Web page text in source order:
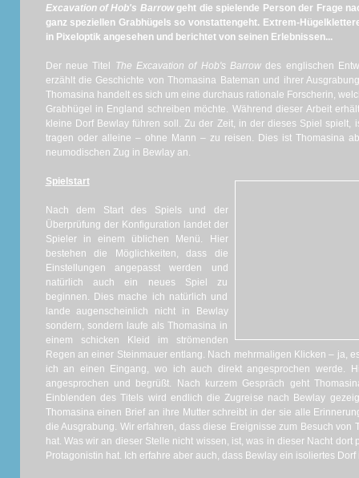
Excavation of Hob's Barrowgeht die spielende Person der Frage
ganz speziellen Grabhügels so vonstattengeht. Extrem-
in Pixeloptik angesehen und berichtet von seinen Erlebnissen...
Der neue Titel The Excavation of Hob's Barrow des englischen
erzählt die Geschichte von Thomasina Bateman und ihrer
Thomasina handelt es sich um eine durchaus rationale Forscherin,
Grabhügel in England schreiben möchte. Während dieser Arbeit
kleine Dorf Bewlay führen soll. Zu der Zeit, in der dieses Spiel spielt,
tragen oder alleine – ohne Mann – zu reisen. Dies ist Thomasina
neumodischen Zug in Bewlay an.
Spielstart
Nach dem Start des Spiels und der
Überprüfung der Konfiguration landet der
Spieler in einem üblichen Menü. Hier
bestehen die Möglichkeiten, dass die
Einstellungen angepasst werden und
natürlich auch ein neues Spiel zu
beginnen. Dies mache ich natürlich und
lande augenscheinlich nicht in Bewlay
sondern, sondern laufe als Thomasina in
einem schicken Kleid im strömenden
Regen an einer Steinmauer entlang. Nach mehrmaligen Klicken – ja,
ich an einen Eingang, wo ich auch direkt angesprochen werde.
angesprochen und begrüßt. Nach kurzem Gespräch geht
Einblenden des Titels wird endlich die Zugreise nach Bewlay
Thomasina einen Brief an ihre Mutter schreibt in der sie alle
die Ausgrabung. Wir erfahren, dass diese Ereignisse zum Besuch von
hat. Was wir an dieser Stelle nicht wissen, ist, was in dieser Nacht
Protagonistin hat. Ich erfahre aber auch, dass Bewlay ein isoliertes